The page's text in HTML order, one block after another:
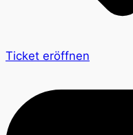
Ticket eröffnen